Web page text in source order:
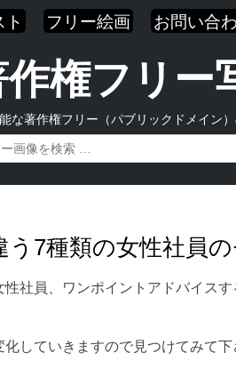
フリー絵画 お問い合
権フリー
な著作権フリー（パブリックドメイン
7種類の女性社員
社員、ワンポイントアドバイス
していきますので見つけてみて下